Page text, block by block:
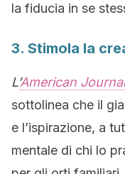
la fiducia in se
3. Stimola la
L’American
sottolinea che il
e l’ispirazione, a
mentale di chi lo